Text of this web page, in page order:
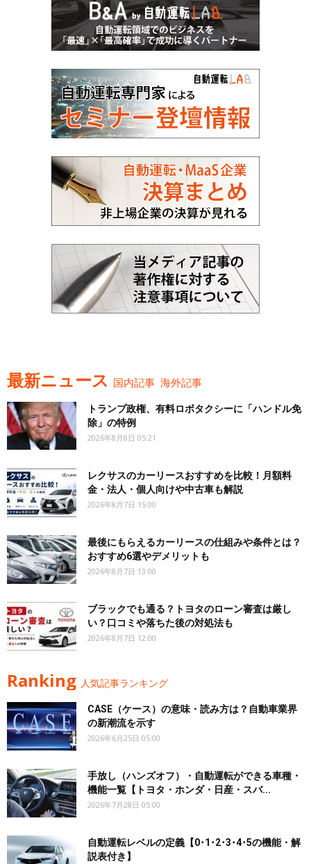
最新ニュース 国内記事 海外記事
トランプ政権、有料ロボタクシーに「ハンドル免
除」の特例
2026年8月8日 05:21
レクサスのカーリースおすすめを比較！月額料
金・法人・個人向けや中古車も解説
2026年8月7日 15:00
最後にもらえるカーリースの仕組みや条件とは？
おすすめ6選やデメリットも
2026年8月7日 13:00
ブラックでも通る？トヨタのローン審査は厳し
い？口コミや落ちた後の対処法も
2026年8月7日 12:00
Ranking 人気記事ランキング
CASE（ケース）の意味・読み方は？自動車業界
の新潮流を示す
2026年6月25日 05:00
手放し（ハンズオフ）・自動運転ができる車種・
機能一覧【トヨタ・ホンダ・日産・スバ...
2026年7月28日 05:00
自動運転レベルの定義【0･1･2･3･4･5の機能・解
説表付き】